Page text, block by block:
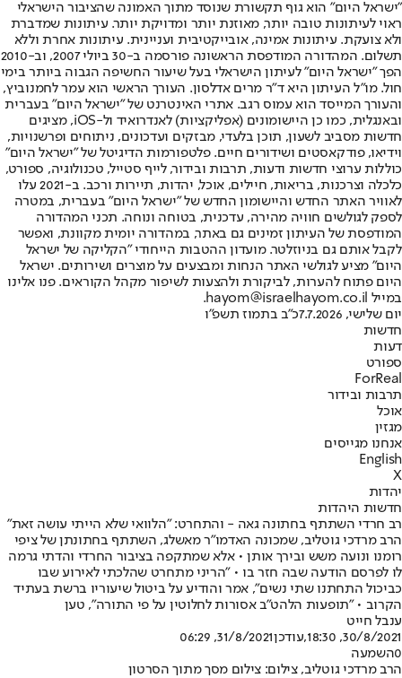
"ישראל היום" הוא גוף תקשורת שנוסד מתוך האמונה שהציבור הישראלי
ראוי לעיתונות טובה יותר, מאוזנת יותר ומדויקת יותר. עיתונות שמדברת
ולא צועקת. עיתונות אמינה, אובייקטיבית ועניינית. עיתונות אחרת וללא
תשלום. המהדורה המודפסת הראשונה פורסמה ב-30 ביולי 2007, וב-2010
הפך "ישראל היום" לעיתון הישראלי בעל שיעור החשיפה הגבוה ביותר בימי
חול. מו"ל העיתון היא ד"ר מרים אדלסון. העורך הראשי הוא עמר לחמנוביץ,
והעורך המייסד הוא עמוס רגב. אתרי האינטרנט של "ישראל היום" בעברית
ובאנגלית, כמו כן היישומונים (אפליקציות) לאנדרואיד ול-iOS, מציגים
חדשות מסביב לשעון, תוכן בלעדי, מבזקים ועדכונים, ניתוחים ופרשנויות,
וידיאו, פודקאסטים ושידורים חיים. פלטפורמות הדיגיטל של "ישראל היום"
כוללות ערוצי חדשות ודעות, תרבות ובידור, לייף סטייל, טכנולוגיה, ספורט,
כלכלה וצרכנות, בריאות, חיילים, אוכל, יהדות, תיירות ורכב. ב-2021 עלו
לאוויר האתר החדש והיישומון החדש של "ישראל היום" בעברית, במטרה
לספק לגולשים חוויה מהירה, עדכנית, בטוחה ונוחה. תכני המהדורה
המודפסת של העיתון זמינים גם באתר, במהדורה יומית מקוונת, ואפשר
לקבל אותם גם בניוזלטר. מועדון ההטבות הייחודי "הקליקה של ישראל
היום" מציע לגולשי האתר הנחות ומבצעים על מוצרים ושירותים. ישראל
היום פתוח להערות, לביקורת ולהצעות לשיפור מקהל הקוראים. פנו אלינו
במייל hayom@israelhayom.co.il.
יום שלישי, 7.7.2026
כ"ב בתמוז תשפ"ו
חדשות
דעות
ספורט
ForReal
תרבות ובידור
אוכל
מגזין
אנחנו מגייסים
English
X
יהדות
חדשות היהדות
רב חרדי השתתף בחתונה גאה - והתחרט: "הלוואי שלא הייתי עושה זאת"
הרב מרדכי גוטליב, שמכונה האדמו"ר מאשלג, השתתף בחתונתן של ציפי
רומנו ונועה משש ובירך אותן • אלא שמתקפה בציבור החרדי והדתי גרמה
לו לפרסם הודעה שבה חזר בו • "הריני מתחרט שהלכתי לאירוע שבו
כביכול התחתנו שתי נשים", אמר והודיע על ביטול שיעוריו ברשת בעתיד
הקרוב • "תופעות הלהט"ב אסורות לחלוטין על פי התורה", טען
ענבל חייט
30/8/2021, 18:30
,עודכן31/8/2021, 06:29
0השמעה
הרב מרדכי גוטליב, צילום: צילום מסך מתוך הסרטון